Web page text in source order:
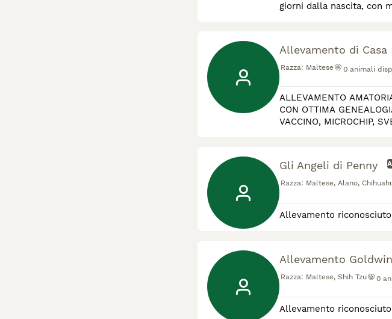
giorni dalla nascita, con
Allevamento di Casa
Razza: Maltese 0 animali
ALLEVAMENTO
CON OTTIMA
VACCINO, MICROCHIP,
Gli Angeli di Penny
Razza: Maltese, Alano,
Allevamento
Allevamento
Razza: Maltese, Shih Tzu 0
Allevamento